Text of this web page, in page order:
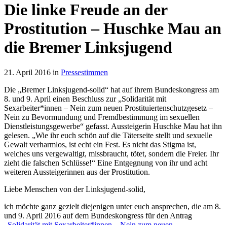
Die linke Freude an der
Prostitution – Huschke Mau an
die Bremer Linksjugend
21. April 2016 in Pressestimmen
Die „Bremer Linksjugend-solid“ hat auf ihrem Bundeskongress am
8. und 9. April einen Beschluss zur „Solidarität mit
Sexarbeiter*innen – Nein zum neuen Prostituiertenschutzgesetz –
Nein zu Bevormundung und Fremdbestimmung im sexuellen
Dienstleistungsgewerbe“ gefasst. Aussteigerin Huschke Mau hat ihn
gelesen. „Wie ihr euch schön auf die Täterseite stellt und sexuelle
Gewalt verharmlos, ist echt ein Fest. Es nicht das Stigma ist,
welches uns vergewaltigt, missbraucht, tötet, sondern die Freier. Ihr
zieht die falschen Schlüsse!“ Eine Entgegnung von ihr und acht
weiteren Aussteigerinnen aus der Prostitution.
Liebe Menschen von der Linksjugend-solid,
ich möchte ganz gezielt diejenigen unter euch ansprechen, die am 8.
und 9. April 2016 auf dem Bundeskongress für den Antrag